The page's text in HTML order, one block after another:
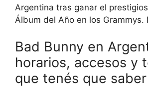
Bad Bunny en
horarios, accesos y
que tenés que saber